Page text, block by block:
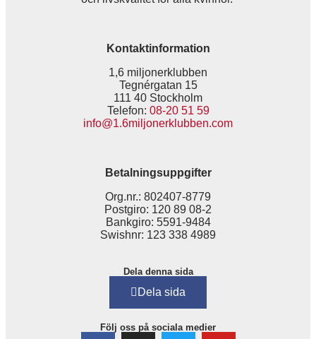
Kontaktinformation
1,6 miljonerklubben
Tegnérgatan 15
111 40 Stockholm
Telefon: 08-20 51 59
info@1.6miljonerklubben.com
Betalningsuppgifter
Org.nr.: 802407-8779
Postgiro: 120 89 08-2
Bankgiro: 5591-9484
Swishnr: 123 338 4989
Dela denna sida
Dela sida
Följ oss på sociala medier